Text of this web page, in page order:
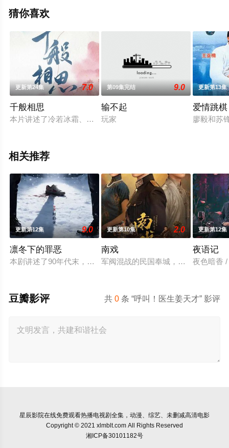
瓣电视剧、电视猫或剧情网等平台了解。
猜你喜欢
更新第24集 7.0
千般相思
本片讲述了冷若冰霜、权势滔天的掌印大太监裴千羽（马思涵
第09集完结 9.0
输不起
玩家
更新第13集
爱情跳棋
廖毅和苏
相关推荐
更新第12集 9.0
凛冬下的罪恶
本剧讲述了90年代末，怒河市刑侦支队在无普及监控、无DNA
更新第10集 2.0
南戏
军阀混战的民国奉城，玉佛头离奇失
更新第12集
夜语记
夜色暗香
共0 条 “呼叫！医生姜天才” 影评
豆瓣影评
星辰影院在线免费观看热播电视剧全集，动漫、综艺、未删减高清电影
Copyright © 2021 xlmblt.com All Rights Reserved
湘ICP备30101182号